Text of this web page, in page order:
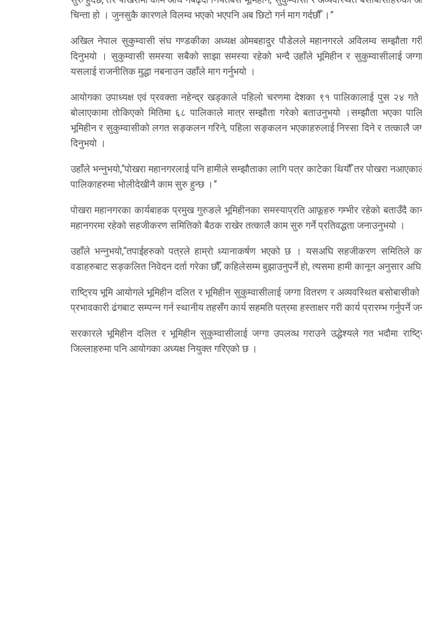
चिन्ता हो । जुनसुकै कारणले विलम्व भएको भएपनि अब छिटो गर्न माग गर्दछौँ ।”
अखिल नेपाल सुकुम्वासी संघ गण्डकीका अध्यक्ष ओमबहादुर पौडेलले महानगरले अविलम्व सम्झौता
दिनुभयो । सुकुम्वासी समस्या सबैको साझा समस्या रहेको भन्दै उहाँले भूमिहीन र सुकुम्वासीलाई
यसलाई राजनीतिक मुद्धा नबनाउन उहाँले माग गर्नुभयो ।
आयोगका उपाध्यक्ष एवं प्रवक्ता नहेन्द्र खड्काले पहिलो चरणमा देशका ९१ पालिकालाई पुस २४ गते
बोलाएकामा तोकिएको मितिमा ६८ पालिकाले मात्र सम्झौता गरेको बताउनुभयो ।सम्झौता भएका
भूमिहीन र सुकुम्वासीको लगत सङ्कलन गरिने, पहिला सङ्कलन भएकाहरुलाई निस्सा दिने र तत्कालै
दिनुभयो ।
उहाँले भन्नुभयो,“पोखरा महानगरलाई पनि हामीले सम्झौताका लागि पत्र काटेका थियौँ तर पोखरा
पालिकाहरुमा भोलीदेखीनै काम सुरु हुन्छ ।”
पोखरा महानगरका कार्यबाहक प्रमुख गुरुङले भूमिहीनका समस्याप्रति आफूहरु गम्भीर रहेको बताउँदै
महानगरमा रहेको सहजीकरण समितिको बैठक राखेर तत्कालै काम सुरु गर्ने प्रतिवद्धता जनाउनुभयो ।
उहाँले भन्नुभयो,“तपाईहरुको पत्रले हाम्रो ध्यानाकर्षण भएको छ । यसअघि सहजीकरण समितिले
वडाहरुबाट सङ्कलित निवेदन दर्ता गरेका छौँ, कहिलेसम्म बुझाउनुपर्ने हो, त्यसमा हामी कानून अनुसार
राष्ट्रिय भूमि आयोगले भूमिहीन दलित र भूमिहीन सुकुम्वासीलाई जग्गा वितरण र अव्यवस्थित
प्रभावकारी ढंगबाट सम्पन्न गर्न स्थानीय तहसँग कार्य सहमति पत्रमा हस्ताक्षर गरी कार्य प्रारम्भ गर्नुपर्ने
सरकारले भूमिहीन दलित र भूमिहीन सुकुम्वासीलाई जग्गा उपलव्ध गराउने उद्धेश्यले गत भदौमा
जिल्लाहरुमा पनि आयोगका अध्यक्ष नियुक्त गरिएको छ ।